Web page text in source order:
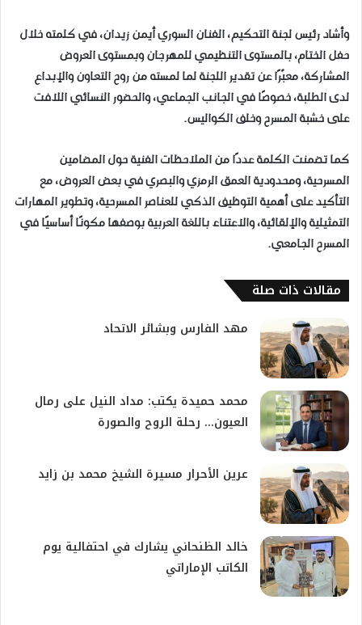
وأشاد رئيس لجنة التحكيم، الفنان السوري أيمن زيدان، في كلمته خلال
حفل الختام، بالمستوى التنظيمي للمهرجان وبمستوى العروض
المشاركة، معبّرًا عن تقدير اللجنة لما لمسته من روح التعاون والإبداع
لدى الطلبة، خصوصًا في الجانب الجماعي، والحضور النسائي اللافت
على خشبة المسرح وخلف الكواليس.
كما تضمنت الكلمة عددًا من الملاحظات الفنية حول المضامين
المسرحية، ومحدودية العمق الرمزي والبصري في بعض العروض، مع
التأكيد على أهمية التوظيف الذكي للعناصر المسرحية، وتطوير المهارات
التمثيلية والإلقائية، والاعتناء باللغة العربية بوصفها مكونًا أساسيًا في
المسرح الجامعي.
مقالات ذات صلة
مهد الفارس وبشائر الاتحاد
محمد حميدة يكتب: مداد النيل على رمال
العيون… رحلة الروح والصورة
​عرين الأحرار مسيرة الشيخ محمد بن زايد
خالد الظنحاني يشارك في احتفالية يوم
الكاتب الإماراتي